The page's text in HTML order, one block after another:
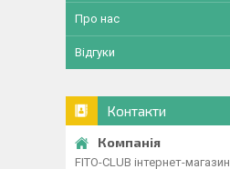
Про нас
Відгуки
Контакти
FITO-CLUB інтернет-магазин